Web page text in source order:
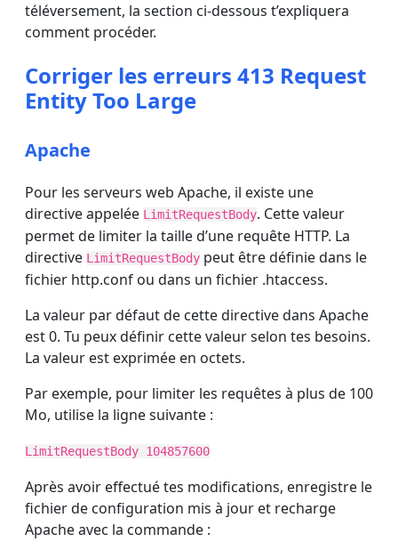
téléversement, la section ci-dessous t’expliquera
comment procéder.
Corriger les erreurs 413 Request
Entity Too Large
Apache
Pour les serveurs web Apache, il existe une
directive appelée LimitRequestBody. Cette valeur
permet de limiter la taille d’une requête HTTP. La
directive LimitRequestBody peut être définie dans le
fichier http.conf ou dans un fichier .htaccess.
La valeur par défaut de cette directive dans Apache
est 0. Tu peux définir cette valeur selon tes besoins.
La valeur est exprimée en octets.
Par exemple, pour limiter les requêtes à plus de 100
Mo, utilise la ligne suivante :
LimitRequestBody 104857600
Après avoir effectué tes modifications, enregistre le
fichier de configuration mis à jour et recharge
Apache avec la commande :